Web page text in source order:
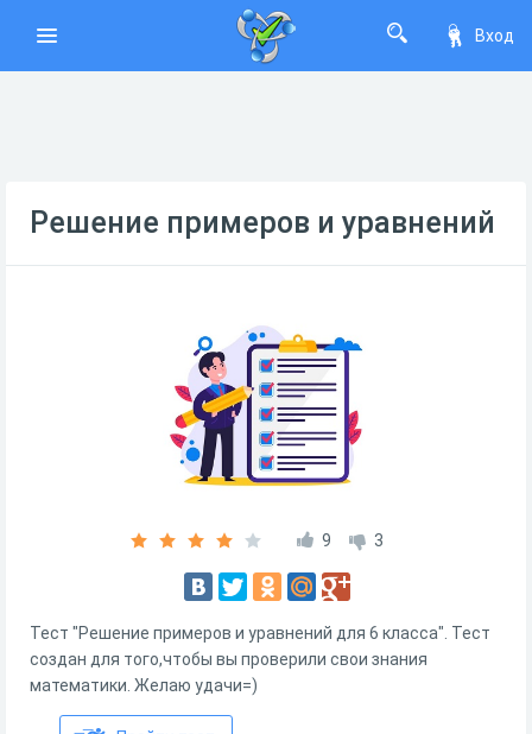
Вход
Решение примеров и уравнений
9 3
Тест "Решение примеров и уравнений для 6 класса". Тест
создан для того,чтобы вы проверили свои знания
математики. Желаю удачи=)